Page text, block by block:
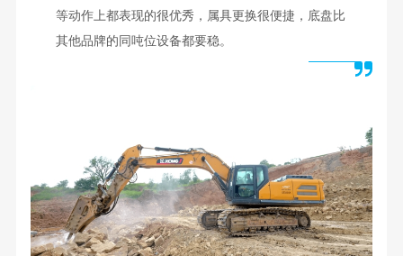
等动作上都表现的很优秀，属具更换很便捷，底盘比
其他品牌的同吨位设备都要稳。